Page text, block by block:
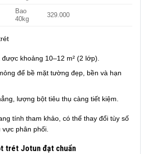
Bao
40kg
329.000
khoảng 10–12 m² (2 lớp).
để bề mặt tường đẹp, bền và hạn
lượng bột tiêu thụ càng tiết kiệm.
tính tham khảo, có thể thay đổi tùy số
phân phối.
trét Jotun đạt chuẩn